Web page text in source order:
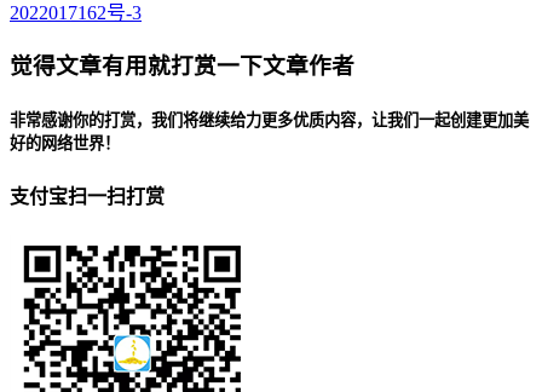
2022017162号-3
觉得文章有用就打赏一下文章作者
非常感谢你的打赏，我们将继续给力更多优质内容，让我们一起创建更加美
好的网络世界！
支付宝扫一扫打赏